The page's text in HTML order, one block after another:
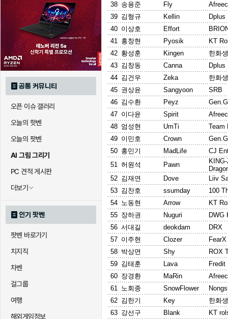
공통 커뮤니티
오픈 이슈 갤러리
오늘의 핫벤
오늘의 팟벤
AI 그림 그리기
PC 견적 게시판
더보기
인기 팟벤
팟벤 바로가기
치지직
차벤
걸그룹
여행
해외게임정보
38 송용준 Fly
39 김형규 Kellin
Dplus
40 이상호 Effort
41 홍창현 Pyosik
KT
42 황성훈 Kingen
한화
43 김창동 Canna
Dplus
44 김건우 Zeka
한화
45 권상윤 Sangyoon
SRB
46 김수환 Peyz
47 이다윤 Spirit
48 엄성현 UmTi
Team
49 이민호 Crown
50 홍민기 MadLife
CJ
51 허원석 Pawn
52 김재연 Dove
Liiv
53 김찬호 ssumday
100
54 노동현 Arrow
KT
55 장하권 Nuguri
DWG
56 서대길 deokdam
DRX
57 이주현 Clozer
FearX
58 박상면 Shy
ROX
59 김태훈 Lava
Fredit
60 장경환 MaRin
61 노회종 SnowFlower
62 김한기 Key
한화
63 강선구 Blank KT